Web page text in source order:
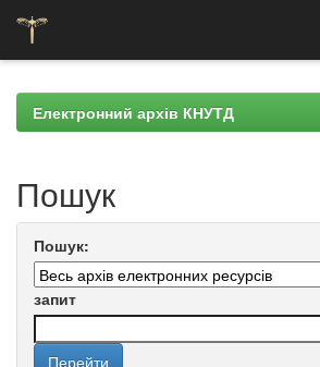
navigationЕлектронний архів КНУТД
Пошук
Пошук:
запит